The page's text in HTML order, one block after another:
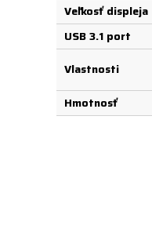
Veľkosť displeja
USB 3.1 port
Vlastnosti
Hmotnosť